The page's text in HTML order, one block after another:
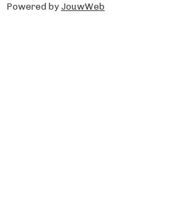
Powered byJouwWeb